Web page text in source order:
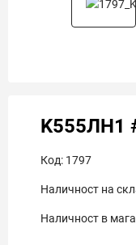
K555ЛН1
Код: 1797
Наличност на
Наличност в